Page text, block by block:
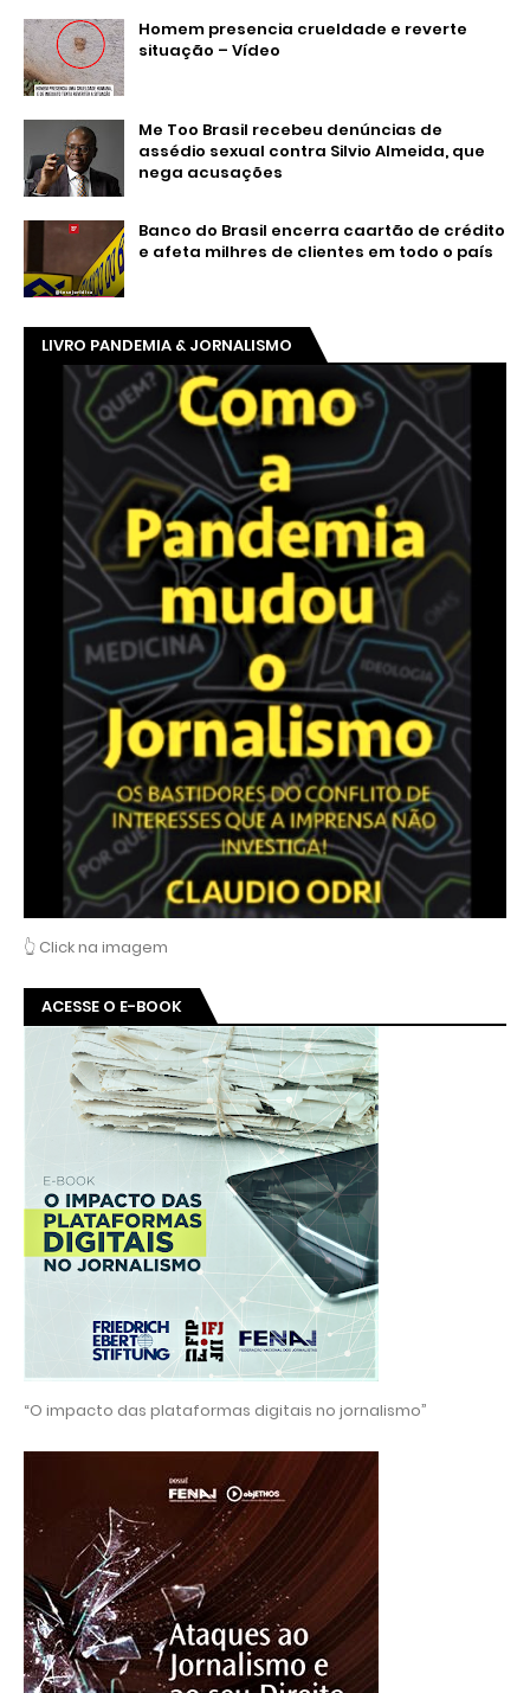
Homem presencia crueldade e reverte
situação – Vídeo
Me Too Brasil recebeu denúncias de
assédio sexual contra Silvio Almeida, que
nega acusações
Banco do Brasil encerra caartão de crédito
e afeta milhres de clientes em todo o país
LIVRO PANDEMIA & JORNALISMO
👆 Click na imagem
ACESSE O E-BOOK
“O impacto das plataformas digitais no jornalismo”